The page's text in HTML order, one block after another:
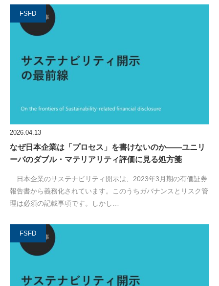
FSFD
2026.04.13
なぜ日本企業は「プロセス」を書けないのか――ユニリ
ーバのダブル・マテリアリティ評価に見る処方箋
日本企業のサステナビリティ開示は、2023年3月期の有価証券
報告書から義務化されています。このうちガバナンスとリスク管
理は必須の記載事項です。しかし…
FSFD